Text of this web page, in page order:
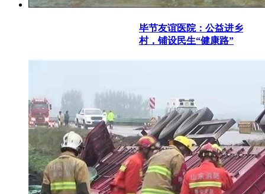
毕节友谊医院：公益进乡
村，铺设民生“健康路”